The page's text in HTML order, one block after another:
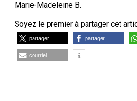
Marie-Madeleine B.
Soyez le premier à partager cet
partager partager
courriel